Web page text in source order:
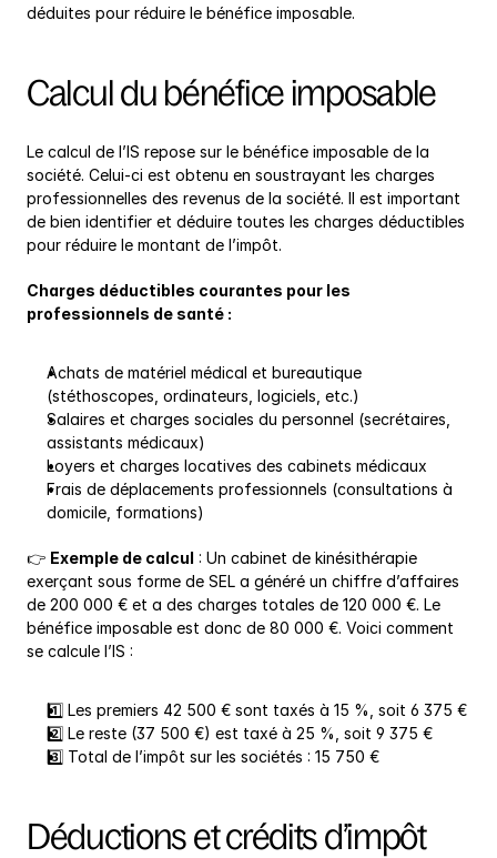
déduites pour réduire le bénéfice imposable.
Calcul du bénéfice imposable
Le calcul de l’IS repose sur le bénéfice imposable de la
société. Celui-ci est obtenu en soustrayant les charges
professionnelles des revenus de la société. Il est important
de bien identifier et déduire toutes les charges déductibles
pour réduire le montant de l’impôt.
Charges déductibles courantes pour les
professionnels de santé :
Achats de matériel médical et bureautique
(stéthoscopes, ordinateurs, logiciels, etc.)
Salaires et charges sociales du personnel (secrétaires,
assistants médicaux)
Loyers et charges locatives des cabinets médicaux
Frais de déplacements professionnels (consultations à
domicile, formations)
👉 Exemple de calcul : Un cabinet de kinésithérapie
exerçant sous forme de SEL a généré un chiffre d’affaires
de 200 000 € et a des charges totales de 120 000 €. Le
bénéfice imposable est donc de 80 000 €. Voici comment
se calcule l’IS :
1️⃣ Les premiers 42 500 € sont taxés à 15 %, soit 6 375 €
2️⃣ Le reste (37 500 €) est taxé à 25 %, soit 9 375 €
3️⃣ Total de l’impôt sur les sociétés : 15 750 €
Déductions et crédits d’impôt